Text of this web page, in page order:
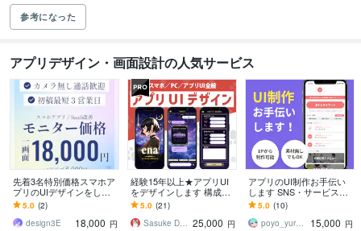
参考になった
アプリデザイン・画面設計の人気サービス
先着3名特別価格スマホア
プリのUIデザインをしま
す 通話不要・Figma納
品・モニター価格で本格U
Iデザイン
5.0 (2)
design3E
18,000 円
経験15年以上★アプリUI
をデザインします 構成案
やラフをもとに、UI設計
や改修もご相談いただけ
ます
5.0 (21)
Sasuke Design 25,000 円
アプリのUI制作お手伝い
します SNS・サービス・
ゲーム・EC・ニュース・
女性向けなど
5.0 (10)
poyo_yuru（ぽよゆる）
15,000 円